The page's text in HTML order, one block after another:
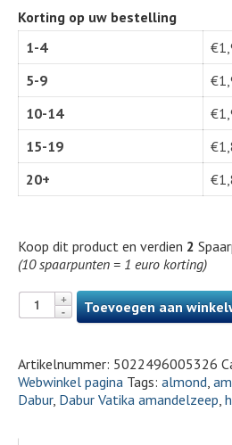
Korting op uw bestelling
1-4
€
5-9
€
10-14
€
15-19
€
20+
€
Koop dit product en verdien 2
(10 spaarpunten = 1 euro korting)
Toevoegen aan
Artikelnummer: 5022496005326
Webwinkel pagina Tags: almond
Dabur, Dabur Vatika amandelzeep